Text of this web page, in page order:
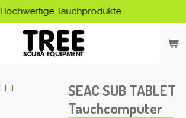
Hochwertige Tauchprodukte
SEAC SUB TABLET
Tauchcomputer